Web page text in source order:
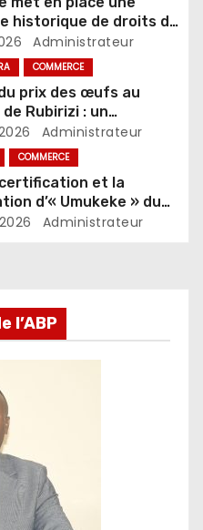
historique de droits de
pour tous les pays
avec lesquels elle
des relations
Administrateur
COMMERCE
prix des œufs au
Rubirizi : un
pour les
Administrateur
COMMERCE
et la
d’« Umukeke » du
Administrateur
l’ABP